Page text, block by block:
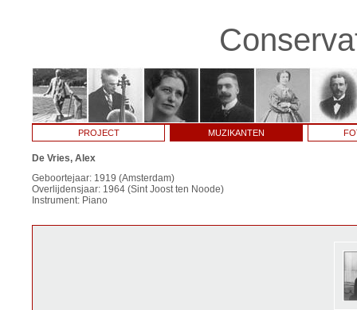
PROJECT MUZIKANTEN
De Vries, Alex
Geboortejaar: 1919 (Amsterdam)
Overlijdensjaar: 1964 (Sint Joost ten Noode)
Instrument: Piano